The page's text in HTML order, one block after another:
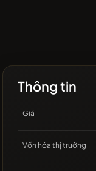
Thông tin
Giá
Vốn hóa thị trường